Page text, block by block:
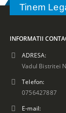
Tinem
INFORMATII
ADRESA:
Vadul Bistritei
Telefon:
0756427887
E-mail: